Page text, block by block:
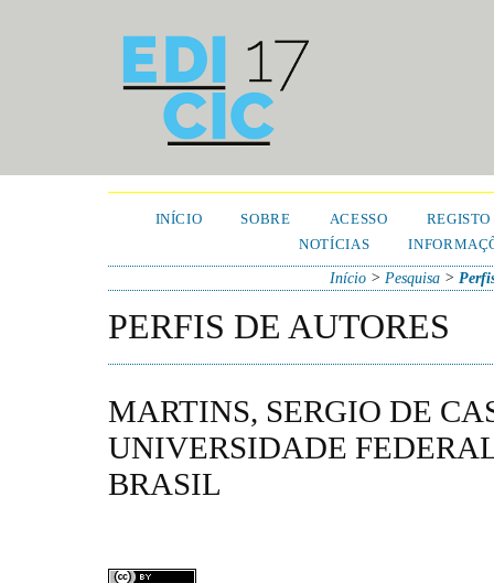
INÍCIO SOBRE ACESSO
REGISTO
NOTÍCIAS
Início >Pesquisa >
PERFIS DE AUTORES
MARTINS, SERGIO DE
UNIVERSIDADE
BRASIL